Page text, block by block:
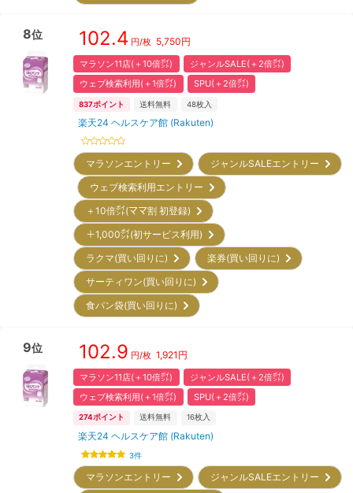
8位 102.4 円/枚 5,750円
マラソン11店(＋10倍㌽)
ジャンルSALE(＋2倍㌽)
ウェブ検索利用(＋1倍㌽)
SPU(＋2倍㌽)
837ポイント 送料無料 48枚入
楽天24 ヘルスケア館 (Rakuten)
マラソンエントリー
ジャンルSALEエントリー
ウェブ検索利用エントリー
＋10倍㌽(ママ割 初登録)
＋1,000㌽(初サービス利用)
ラクマ(買い回りに)
楽券(買い回りに)
サーティワン(買い回りに)
食パン袋(買い回りに)
9位 102.9 円/枚 1,921 円
マラソン11店(＋10倍㌽)
ジャンルSALE(＋2倍㌽)
ウェブ検索利用(＋1倍㌽)
SPU(＋2倍㌽)
274ポイント 送料無料 16枚入
楽天24 ヘルスケア館 (Rakuten)
3件
マラソンエントリー
ジャンルSALEエントリー